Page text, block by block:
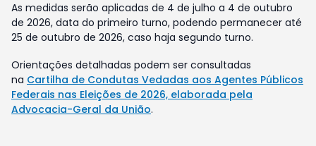
As medidas serão aplicadas de 4 de julho a 4 de outubro
de 2026, data do primeiro turno, podendo permanecer até
25 de outubro de 2026, caso haja segundo turno.
Orientações detalhadas podem ser consultadas
na Cartilha de Condutas Vedadas aos Agentes Públicos
Federais nas Eleições de 2026, elaborada pela
Advocacia-Geral da União.